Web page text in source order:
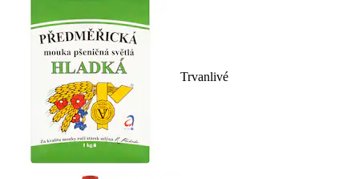
Trvanlivé